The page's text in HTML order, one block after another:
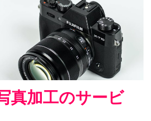
真加工のサービ